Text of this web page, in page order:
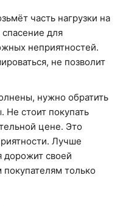
часть нагрузки на
для
неприятностей.
не позволит
нужно обратить
Не стоит покупать
цене. Это
Лучше
дорожит своей
только